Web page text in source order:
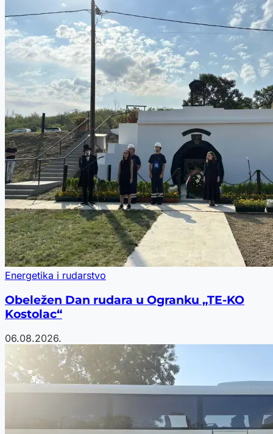
Energetika i rudarstvo
Obeležen Dan rudara u Ogranku „TE-KO
Kostolac“
06.08.2026.